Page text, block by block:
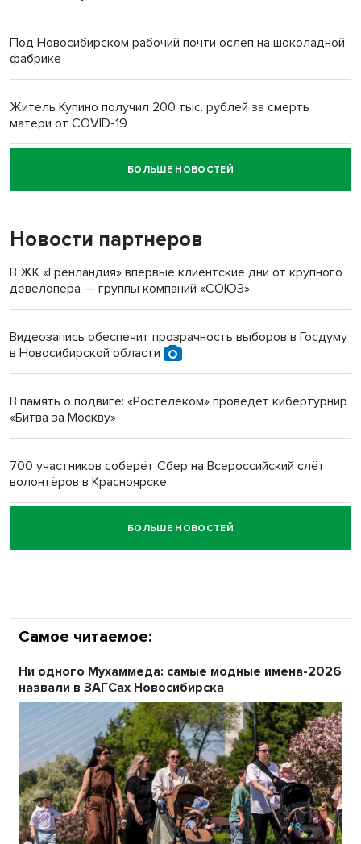
Под Новосибирском рабочий почти ослеп на шоколадной
фабрике
Житель Купино получил 200 тыс. рублей за смерть
матери от COVID-19
Новосибирский суд наказал водителя за смерть
пенсионерки на вокзале
«Мы живём на пастбище!»: в новосибирском селе лошади
терроризируют жителей
Новосибирский преподаватель с женой вошли в топ-16
БОЛЬШЕ НОВОСТЕЙ
Новости партнеров
В ЖК «Гренландия» впервые клиентские дни от крупного
девелопера — группы компаний «СОЮЗ»
Видеозапись обеспечит прозрачность выборов в Госдуму
в Новосибирской области
В память о подвиге: «Ростелеком» проведет кибертурнир
«Битва за Москву»
700 участников соберёт Сбер на Всероссийский слёт
волонтёров в Красноярске
Честный выбор: видеонаблюдение обеспечит
объективность результатов ЕДГ в Новосибирской
БОЛЬШЕ НОВОСТЕЙ
Самое читаемое:
Ни одного Мухаммеда: самые модные имена-2026
назвали в ЗАГСах Новосибирска